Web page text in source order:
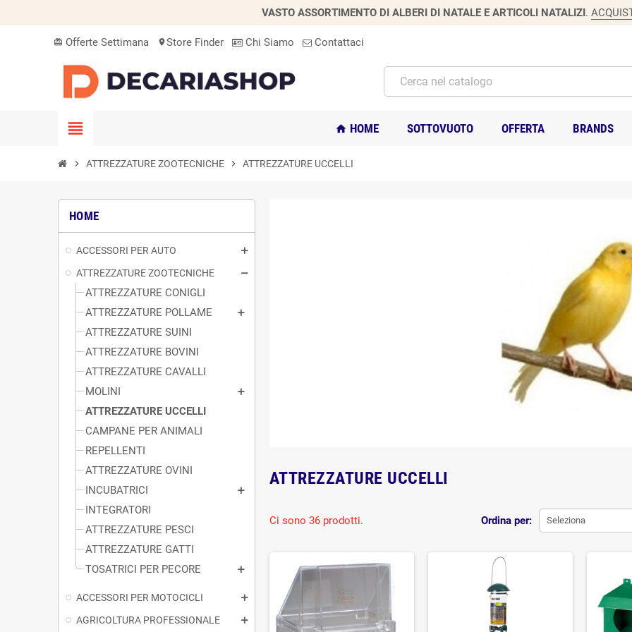
VASTO ASSORTIMENTO DI ALBERI DI NATALE E ARTICOLI NATALIZI.
card_giftcard Offerte Settimana location_onStore Finder Chi Siamo Contattaci
view_headline home HOME SOTTOVUOTO OFFERTA BRANDS
chevron_right ATTREZZATURE ZOOTECNICHE chevron_right ATTREZZATURE UCCELLI
HOME
ACCESSORI PER AUTO
ATTREZZATURE ZOOTECNICHE
ATTREZZATURE CONIGLI
ATTREZZATURE POLLAME
ATTREZZATURE SUINI
ATTREZZATURE BOVINI
ATTREZZATURE CAVALLI
MOLINI
ATTREZZATURE UCCELLI
CAMPANE PER ANIMALI
REPELLENTI
ATTREZZATURE OVINI
INCUBATRICI
INTEGRATORI
ATTREZZATURE PESCI
ATTREZZATURE GATTI
TOSATRICI PER PECORE
ACCESSORI PER MOTOCICLI
AGRICOLTURA PROFESSIONALE
ATTREZZATURE UCCELLI
Ordina per: Seleziona
Ci sono 36 prodotti.